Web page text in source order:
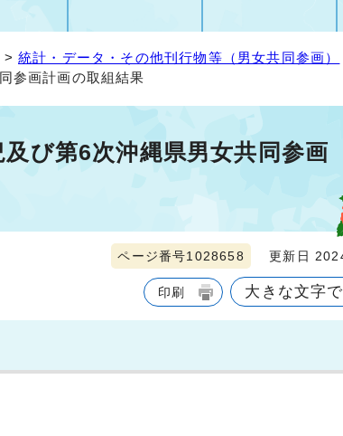
>統計・データ・その他刊行物等（男女共同参画）
参画計画の取組結果
び第6次沖縄県男女共同参画
ページ番号1028658 更新日
印刷 大きな文字